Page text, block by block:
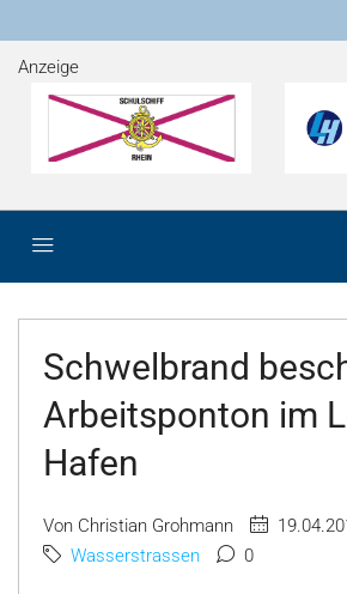
Anzeige
Schwelbrand
Arbeitsponton im
Hafen
Von Christian Grohmann
Wasserstrassen
0